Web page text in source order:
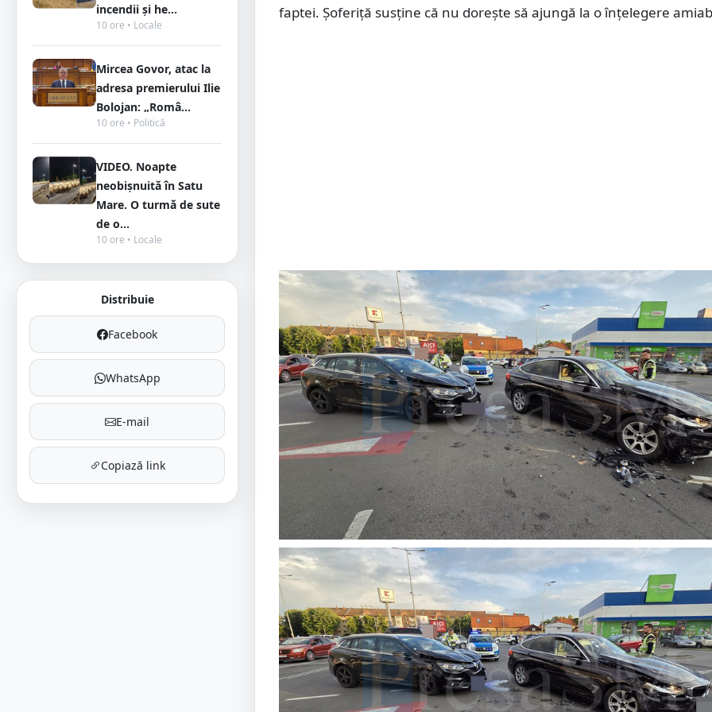
incendii și he...
10 ore • Locale
Mircea Govor, atac la
adresa premierului Ilie
Bolojan: „Româ...
10 ore • Politică
VIDEO. Noapte
neobișnuită în Satu
Mare. O turmă de sute
de o...
10 ore • Locale
Distribuie
Facebook
WhatsApp
E-mail
Copiază link
faptei. Șoferiță susține că nu dorește să ajungă la o înțelegere